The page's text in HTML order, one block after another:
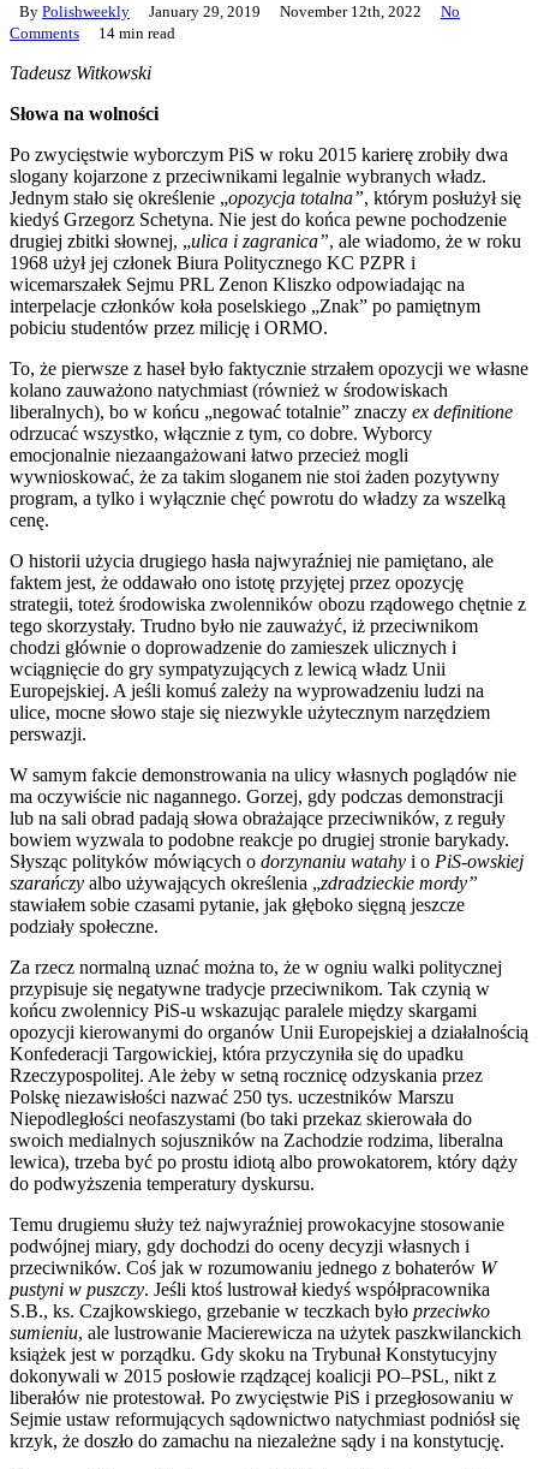
By Polishweekly January 29, 2019 November 12th, 2022
No
Comments
14 min read
Tadeusz Witkowski
Słowa na wolności
Po zwycięstwie wyborczym PiS w roku 2015 karierę zrobiły dwa
slogany kojarzone z przeciwnikami legalnie wybranych władz.
Jednym stało się określenie „opozycja totalna”, którym posłużył się
kiedyś Grzegorz Schetyna. Nie jest do końca pewne pochodzenie
drugiej zbitki słownej, „ulica i zagranica”, ale wiadomo, że w roku
1968 użył jej członek Biura Politycznego KC PZPR i
wicemarszałek Sejmu PRL Zenon Kliszko odpowiadając na
interpelacje członków koła poselskiego „Znak” po pamiętnym
pobiciu studentów przez milicję i ORMO.
To, że pierwsze z haseł było faktycznie strzałem opozycji we własne
kolano zauważono natychmiast (również w środowiskach
liberalnych), bo w końcu „negować totalnie” znaczy ex definitione
odrzucać wszystko, włącznie z tym, co dobre. Wyborcy
emocjonalnie niezaangażowani łatwo przecież mogli
wywnioskować, że za takim sloganem nie stoi żaden pozytywny
program, a tylko i wyłącznie chęć powrotu do władzy za wszelką
cenę.
O historii użycia drugiego hasła najwyraźniej nie pamiętano, ale
faktem jest, że oddawało ono istotę przyjętej przez opozycję
strategii, toteż środowiska zwolenników obozu rządowego chętnie z
tego skorzystały. Trudno było nie zauważyć, iż przeciwnikom
chodzi głównie o doprowadzenie do zamieszek ulicznych i
wciągnięcie do gry sympatyzujących z lewicą władz Unii
Europejskiej. A jeśli komuś zależy na wyprowadzeniu ludzi na
ulice, mocne słowo staje się niezwykle użytecznym narzędziem
perswazji.
W samym fakcie demonstrowania na ulicy własnych poglądów nie
ma oczywiście nic nagannego. Gorzej, gdy podczas demonstracji
lub na sali obrad padają słowa obrażające przeciwników, z reguły
bowiem wyzwala to podobne reakcje po drugiej stronie barykady.
Słysząc polityków mówiących o dorzynaniu watahy i o PiS-owskiej
szarańczy albo używających określenia „zdradzieckie mordy”
stawiałem sobie czasami pytanie, jak głęboko sięgną jeszcze
podziały społeczne.
Za rzecz normalną uznać można to, że w ogniu walki politycznej
przypisuje się negatywne tradycje przeciwnikom. Tak czynią w
końcu zwolennicy PiS-u wskazując paralele między skargami
opozycji kierowanymi do organów Unii Europejskiej a działalnością
Konfederacji Targowickiej, która przyczyniła się do upadku
Rzeczypospolitej. Ale żeby w setną rocznicę odzyskania przez
Polskę niezawisłości nazwać 250 tys. uczestników Marszu
Niepodległości neofaszystami (bo taki przekaz skierowała do
swoich medialnych sojuszników na Zachodzie rodzima, liberalna
lewica), trzeba być po prostu idiotą albo prowokatorem, który dąży
do podwyższenia temperatury dyskursu.
Temu drugiemu służy też najwyraźniej prowokacyjne stosowanie
podwójnej miary, gdy dochodzi do oceny decyzji własnych i
przeciwników. Coś jak w rozumowaniu jednego z bohaterów W
pustyni w puszczy. Jeśli ktoś lustrował kiedyś współpracownika
S.B., ks. Czajkowskiego, grzebanie w teczkach było przeciwko
sumieniu, ale lustrowanie Macierewicza na użytek paszkwilanckich
książek jest w porządku. Gdy skoku na Trybunał Konstytucyjny
dokonywali w 2015 posłowie rządzącej koalicji PO–PSL, nikt z
liberałów nie protestował. Po zwycięstwie PiS i przegłosowaniu w
Sejmie ustaw reformujących sądownictwo natychmiast podniósł się
krzyk, że doszło do zamachu na niezależne sądy i na konstytucję.